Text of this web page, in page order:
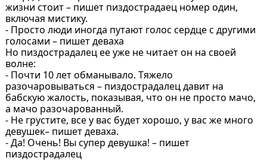
жизни стоит – пишет пиздострадаец номер один,
включая мистику.
- Просто люди иногда путают голос сердце с другими
голосами – пишет деваха
Но пиздострадалец ее уже не читает он на своей
волне:
- Почти 10 лет обманывало. Тяжело
разочаровываться – пиздострадалец давит на
бабскую жалость, показывая, что он не просто мачо,
а мачо разочарованный.
- Не грустите, все у вас будет хорошо, у вас же много
девушек– пишет деваха.
- Да! Очень! Вы супер девушка! – пишет
пиздострадалец